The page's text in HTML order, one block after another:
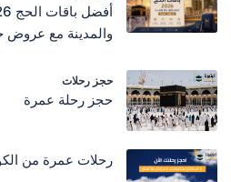
والمدينة مع عروض
حجز رحلات
حجز رحلة عمرة
رحلات عمرة من